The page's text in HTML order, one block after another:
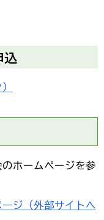
込
ホームページを参
ジ（外部サイトへ